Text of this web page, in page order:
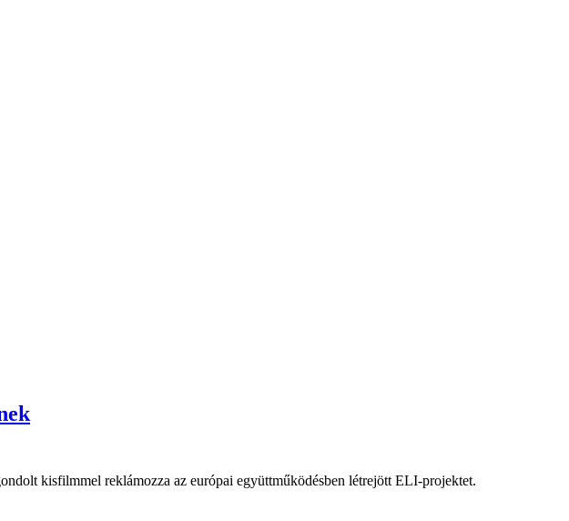
kisfilmmel reklámozza az európai együttműködésben létrejött ELI-projektet.